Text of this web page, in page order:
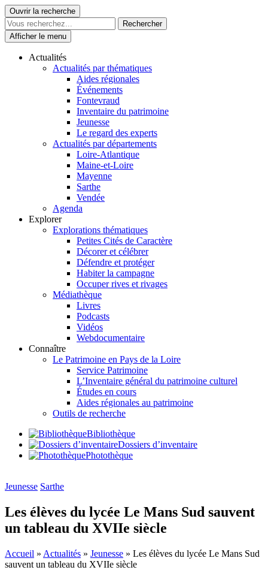
Skip
to
content
Le Patrimoine se vit ici
Ouvrir la recherche
Afficher le menu
Actualités
Actualités par thématiques
Aides régionales
Événements
Fontevraud
Inventaire du patrimoine
Jeunesse
Le regard des experts
Actualités par départements
Loire-Atlantique
Maine-et-Loire
Mayenne
Sarthe
Vendée
Agenda
Explorer
Explorations thématiques
Petites Cités de Caractère
Décorer et célébrer
Défendre et protéger
Habiter la campagne
Occuper rives et rivages
Médiathèque
Livres
Podcasts
Vidéos
Webdocumentaire
Connaître
Le Patrimoine en Pays de la Loire
Service Patrimoine
L’Inventaire général du patrimoine culturel
Études en cours
Aides régionales au patrimoine
Outils de recherche
Bibliothèque
Dossiers d’inventaire
Photothèque
Jeunesse Sarthe
Les élèves du lycée Le Mans Sud sauvent
un tableau du XVIIe siècle
Accueil » Actualités » Jeunesse » Les élèves du lycée Le Mans Sud
sauvent un tableau du XVIIe siècle